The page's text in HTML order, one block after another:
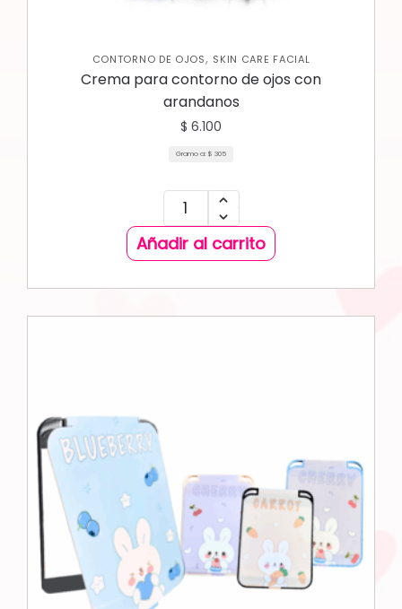
CONTORNO DE OJOS, SKIN CARE FACIAL
Crema para contorno de ojos con
arandanos
$ 6.100
Gramo a: $ 305
Añadir al carrito